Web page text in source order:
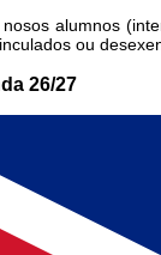
alumnos
ou
26/27